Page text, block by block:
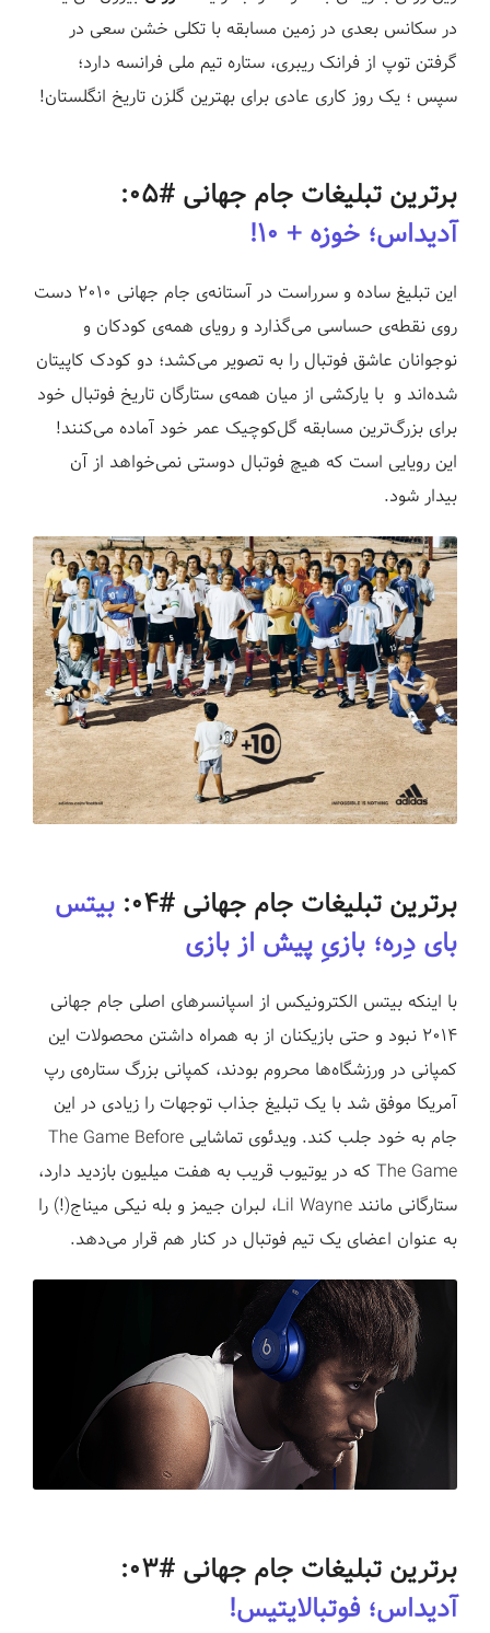
در سکانس بعدی در زمین مسابقه با تکلی خشن سعی در
گرفتن توپ از فرانک ریبری، ستاره تیم ملی فرانسه دارد؛
سپس ؛ یک روز کاری عادی برای بهترین گلزن تاریخ انگلستان!
برترین تبلیغات جام جهانی #۰۵:
آدیداس؛ خوزه + ۱۰!
این تبلیغ ساده و سرراست در آستانه‌ی جام جهانی ۲۰۱۰ دست
روی نقطه‌ی حساسی می‌گذارد و رویای همه‌ی کودکان و
نوجوانان عاشق فوتبال را به تصویر می‌کشد؛ دو کودک کاپیتان
شده‌اند و با یارکشی از میان همه‌ی ستارگان تاریخ فوتبال خود
برای بزرگ‌ترین مسابقه گل‌کوچیک عمر خود آماده می‌کنند!
این رویایی است که هیچ فوتبال دوستی نمی‌خواهد از آن
بیدار شود.
برترین تبلیغات جام جهانی #۰۴:
بیتس
بای دِره؛ بازیِ پیش از بازی
با اینکه بیتس الکترونیکس از اسپانسرهای اصلی جام جهانی
2014 نبود و حتی بازیکنان از به همراه داشتن محصولات این
کمپانی در ورزشگاه‌ها محروم بودند، کمپانی بزرگ ستاره‌ی رپ
آمریکا موفق شد با یک تبلیغ جذاب توجهات را زیادی در این
جام به خود جلب کند. ویدئوی تماشایی The Game Before
The Game که در یوتیوب قریب به هفت میلیون بازدید دارد،
ستارگانی مانند Lil Wayne، لبران جیمز و بله نیکی میناج(!) را
به عنوان اعضای یک تیم فوتبال در کنار هم قرار می‌دهد.
برترین تبلیغات جام جهانی #۰۳:
آدیداس؛ فوتبالایتیس!